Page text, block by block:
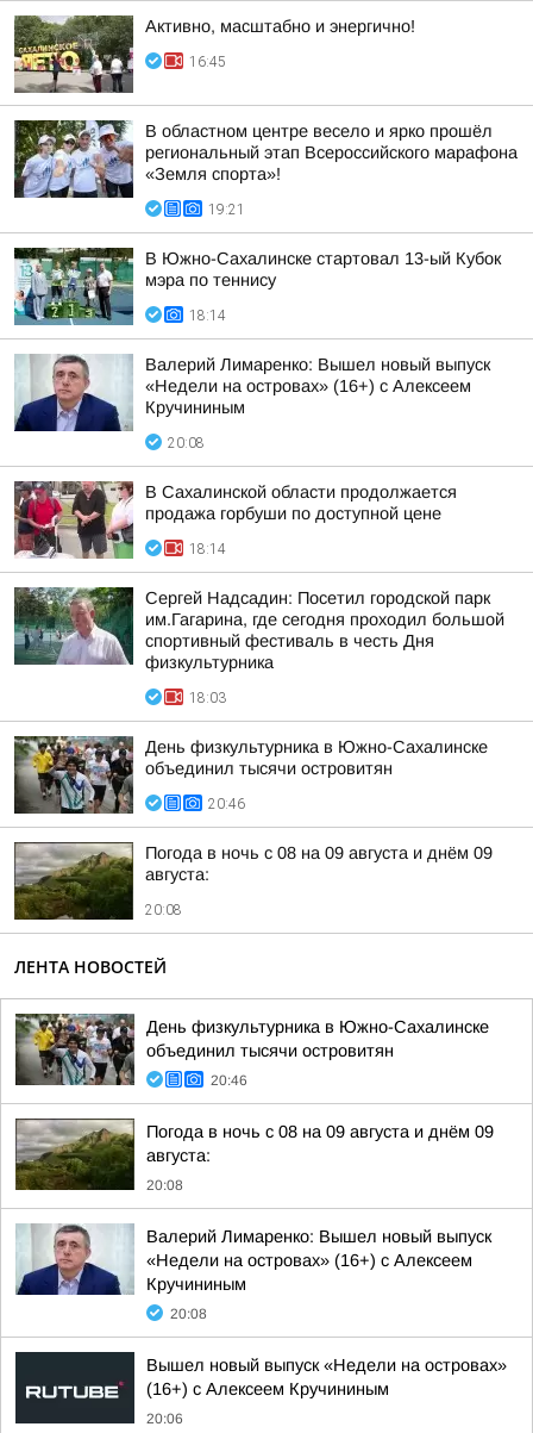
Активно, масштабно и энергично!
16:45
В областном центре весело и ярко прошёл
региональный этап Всероссийского марафона
«Земля спорта»!
19:21
В Южно-Сахалинске стартовал 13-ый Кубок
мэра по теннису
18:14
Валерий Лимаренко: Вышел новый выпуск
«Недели на островах» (16+) с Алексеем
Кручининым
20:08
В Сахалинской области продолжается
продажа горбуши по доступной цене
18:14
Сергей Надсадин: Посетил городской парк
им.Гагарина, где сегодня проходил большой
спортивный фестиваль в честь Дня
физкультурника
18:03
День физкультурника в Южно-Сахалинске
объединил тысячи островитян
20:46
Погода в ночь с 08 на 09 августа и днём 09
августа:
20:08
ЛЕНТА НОВОСТЕЙ
День физкультурника в Южно-Сахалинске
объединил тысячи островитян
20:46
Погода в ночь с 08 на 09 августа и днём 09
августа:
20:08
Валерий Лимаренко: Вышел новый выпуск
«Недели на островах» (16+) с Алексеем
Кручининым
20:08
Вышел новый выпуск «Недели на островах»
(16+) с Алексеем Кручининым
20:06